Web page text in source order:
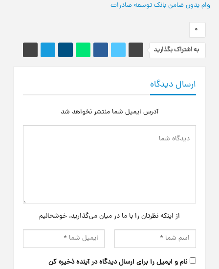
وام بدون ضامن بانک توسعه صادرات
0
به اشتراک بگذارید
ارسال دیدگاه
آدرس ایمیل شما منتشر نخواهد شد
از اینکه نظرتان را با ما در میان می‌گذارید، خوشحالیم
نام و ایمیل را برای ارسال دیدگاه در آینده ذخیره کن